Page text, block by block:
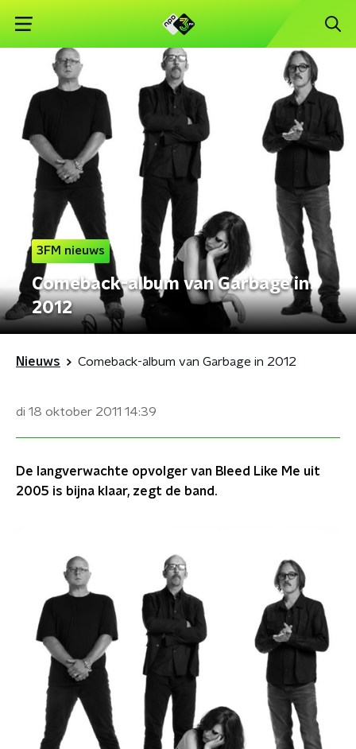
3FM nieuws
Comeback-album van Garbage in
2012
Nieuws Comeback-album van Garbage in 2012
di 18 oktober 2011 14:39
De langverwachte opvolger van Bleed Like Me uit
2005 is bijna klaar, zegt de band.